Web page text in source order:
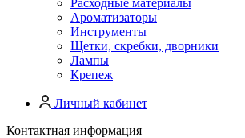
Ароматизаторы
Инструменты
Щетки, скребки, дворники
Лампы
Крепеж
Личный кабинет
Контактная информация